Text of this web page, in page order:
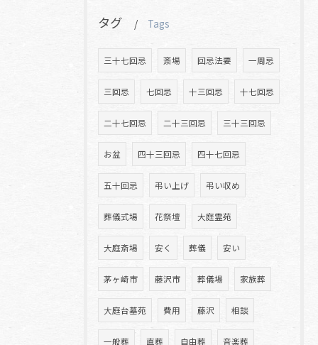
タグ Tags
三十七回忌 斎場 回忌法要 一周忌
三回忌 七回忌 十三回忌 十七回忌
二十七回忌 二十三回忌 三十三回忌
お盆 四十三回忌 四十七回忌
五十回忌 弔い上げ 弔い収め
葬儀式場 花祭壇 大庭霊苑
大庭斎場 安く 葬儀 安い
茅ヶ崎市 藤沢市 葬儀場 家族葬
大庭台墓苑 費用 藤沢 相談
一般葬 直葬 自由葬 音楽葬